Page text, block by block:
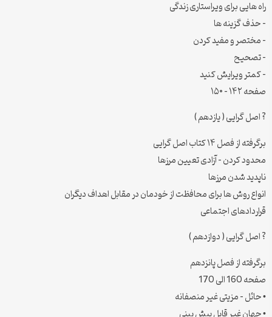
راه هایی برای ویراستاری زندگی
– حذف گزینه ها
– مختصر و مفید کردن
– تصحیح
– کمتر ویرایش کنید
صفحه ۱۴۲ – ۱۵۰
? اصل گرایی ( یازدهم )
برگرفته از فصل ۱۴ کتاب اصل گرایی
محدود کردن – آزادی تعیین مرزها
ناپدید شدن مرزها
انواع روش ها برای محافظت از خودمان در مقابل اهداف دیگران
قراردادهای اجتماعی
? اصل گرایی ( دوازدهم )
برگرفته از فصل پانزدهم
صفحه 160 الی 170
• حائل – مزیتی غیر منصفانه
• جهان غیر قابل پیش بینی